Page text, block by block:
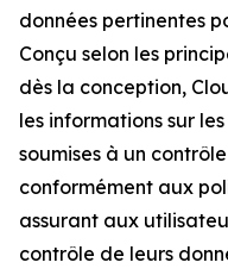
données pertinentes
Conçu selon les
dès la conception,
les informations sur
soumises à un
conformément aux
assurant aux
contrôle de leurs